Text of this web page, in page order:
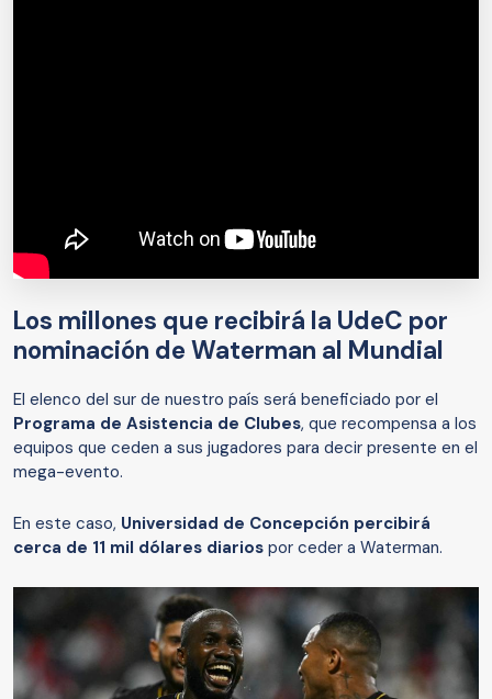
Los millones que recibirá la UdeC por
nominación de Waterman al Mundial
El elenco del sur de nuestro país será beneficiado por el
Programa de Asistencia de Clubes, que recompensa a los
equipos que ceden a sus jugadores para decir presente en el
mega-evento.
En este caso, Universidad de Concepción percibirá
cerca de 11 mil dólares diarios por ceder a Waterman.